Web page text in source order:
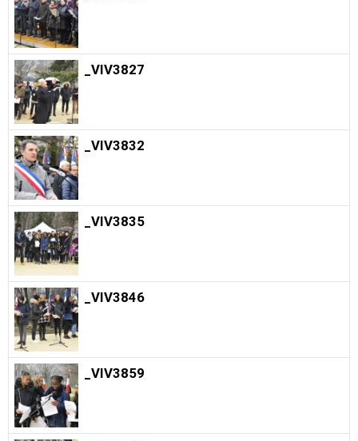
_VIV3827
_VIV3832
_VIV3835
_VIV3846
_VIV3859